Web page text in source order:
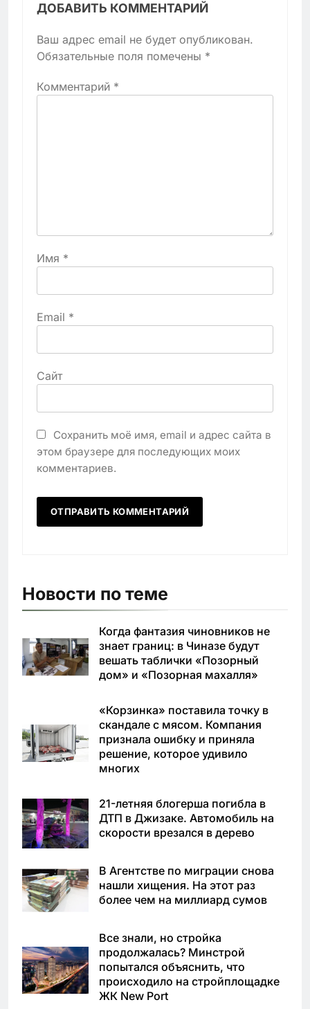
ДОБАВИТЬ КОММЕНТАРИЙ
Ваш адрес email не будет опубликован.
Обязательные поля помечены *
Комментарий *
Имя *
Email *
Сайт
Сохранить моё имя, email и адрес сайта в
этом браузере для последующих моих
комментариев.
Новости по теме
Когда фантазия чиновников не
знает границ: в Чиназе будут
вешать таблички «Позорный
дом» и «Позорная махалля»
«Корзинка» поставила точку в
скандале с мясом. Компания
признала ошибку и приняла
решение, которое удивило
многих
21-летняя блогерша погибла в
ДТП в Джизаке. Автомобиль на
скорости врезался в дерево
В Агентстве по миграции снова
нашли хищения. На этот раз
более чем на миллиард сумов
Все знали, но стройка
продолжалась? Минстрой
попытался объяснить, что
происходило на стройплощадке
ЖК New Port